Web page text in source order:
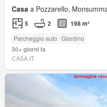
Casa a Pozzarello,
5 2 198 m²
Parcheggio auto Giardino
30+ giorni fa
CASA.IT